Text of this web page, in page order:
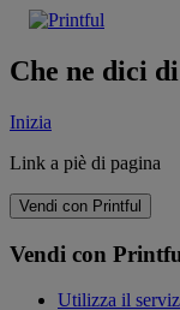
Che ne dici
Inizia
Link a piè di pagina
Vendi con Printful
Vendi con
Utilizza il